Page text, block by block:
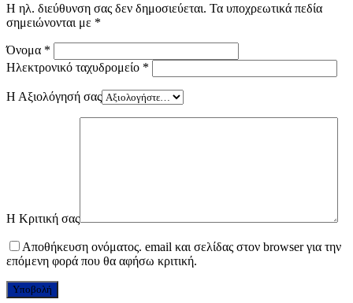
Η ηλ. διεύθυνση σας δεν δημοσιεύεται. Τα υποχρεωτικά πεδία
σημειώνονται με *
Όνομα *
Ηλεκτρονικό ταχυδρομείο *
Η Αξιολόγησή σας
Η Κριτική σας
Αποθήκευση ονόματος. email και σελίδας στον browser για την
επόμενη φορά που θα αφήσω κριτική.